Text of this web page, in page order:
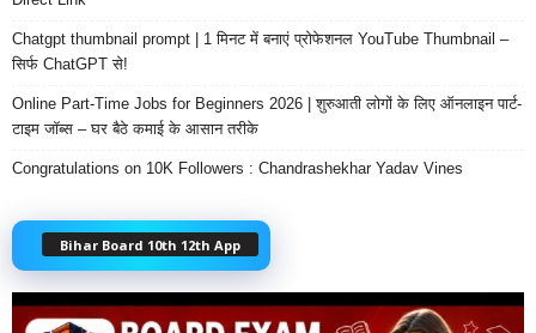
Chatgpt thumbnail prompt | 1 मिनट में बनाएं प्रोफेशनल YouTube Thumbnail –
सिर्फ ChatGPT से!
Online Part-Time Jobs for Beginners 2026 | शुरुआती लोगों के लिए ऑनलाइन पार्ट-
टाइम जॉब्स – घर बैठे कमाई के आसान तरीके
Congratulations on 10K Followers : Chandrashekhar Yadav Vines
Bihar Board 10th 12th App